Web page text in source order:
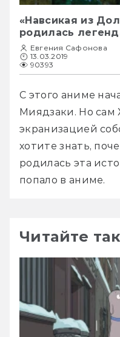
«Навсикая из
родилась
Евгения Сафонова
13.03.2019
90393
С этого аниме
Миядзаки. Но сам
экранизацией
хотите знать,
родилась эта
попало в аниме.
Читайте